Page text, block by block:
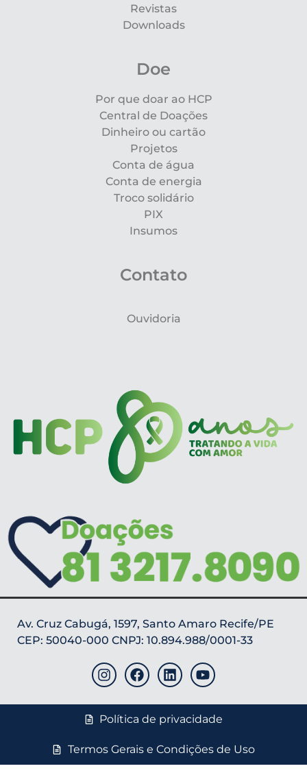
Revistas
Downloads
Doe
Por que doar ao HCP
Central de Doações
Dinheiro ou cartão
Projetos
Conta de água
Conta de energia
Troco solidário
PIX
Insumos
Contato
Ouvidoria
Av. Cruz Cabugá, 1597, Santo Amaro Recife/PE
CEP: 50040-000 CNPJ: 10.894.988/0001-33
Política de privacidade
Termos Gerais e Condições de Uso